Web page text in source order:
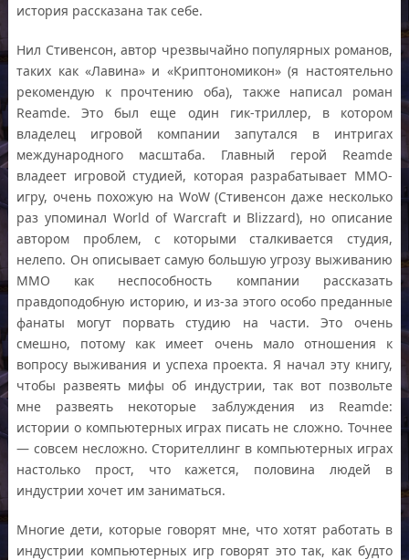
история рассказана так себе.
Нил Стивенсон, автор чрезвычайно популярных романов,
таких как «Лавина» и «Криптономикон» (я настоятельно
рекомендую к прочтению оба), также написал роман
Reamde. Это был еще один гик-триллер, в котором
владелец игровой компании запутался в интригах
международного масштаба. Главный герой Reamde
владеет игровой студией, которая разрабатывает MMO-
игру, очень похожую на WoW (Стивенсон даже несколько
раз упоминал World of Warcraft и Blizzard), но описание
автором проблем, с которыми сталкивается студия,
нелепо. Он описывает самую большую угрозу выживанию
ММО как неспособность компании рассказать
правдоподобную историю, и из-за этого особо преданные
фанаты могут порвать студию на части. Это очень
смешно, потому как имеет очень мало отношения к
вопросу выживания и успеха проекта. Я начал эту книгу,
чтобы развеять мифы об индустрии, так вот позвольте
мне развеять некоторые заблуждения из Reamde:
истории о компьютерных играх писать не сложно. Точнее
— совсем несложно. Сторителлинг в компьютерных играх
настолько прост, что кажется, половина людей в
индустрии хочет им заниматься.
Многие дети, которые говорят мне, что хотят работать в
индустрии компьютерных игр говорят это так, как будто